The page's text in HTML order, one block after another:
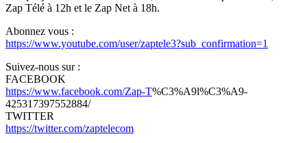
Zap Télé à 12h et le Zap Net à 18h.
Abonnez vous :
https://www.youtube.com/user/zaptele3?sub_confirmation=1
Suivez-nous sur :
FACEBOOK
https://www.facebook.com/Zap-T%C3%A9l%C3%A9-
425317397552884/
TWITTER
https://twitter.com/zaptelecom